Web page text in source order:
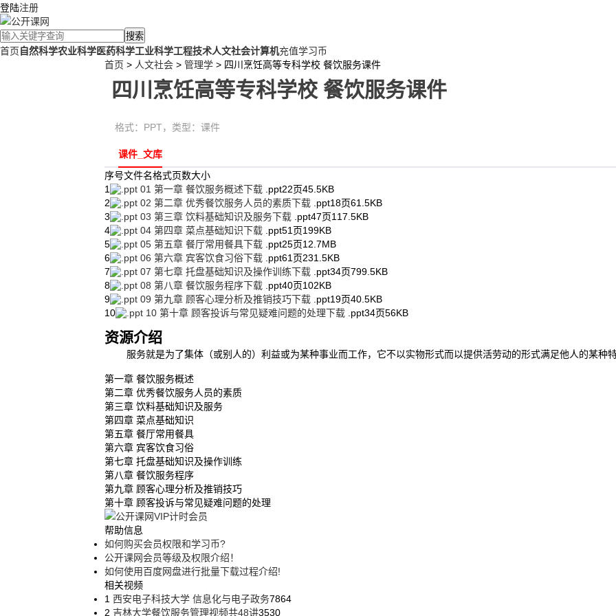
登陆注册
搜索
首页自然科学农业科学医药科学工业科学工程技术人文社会计算机充值学习币
首页 > 人文社会 > 管理学 > 四川烹饪高等专科学校 餐饮服务课件
四川烹饪高等专科学校 餐饮服务课件
格式： PPT，类型： 课件
课件_文库
序号文件名格式页数大小
1
01 第一章 餐饮服务概述下载 .ppt22页45.5KB
2
02 第二章 优秀餐饮服务人员的素质下载 .ppt18页61.5KB
3
03 第三章 饮料基础知识及服务下载 .ppt47页117.5KB
4
04 第四章 菜点基础知识下载 .ppt51页199KB
5
05 第五章 餐厅常用餐具下载 .ppt25页12.7MB
6
06 第六章 宾客饮食习俗下载 .ppt61页231.5KB
7
07 第七章 托盘基础知识及操作训练下载 .ppt34页799.5KB
8
08 第八章 餐饮服务程序下载 .ppt40页102KB
9
09 第九章 顾客心理分析及推销技巧下载 .ppt19页40.5KB
10
10 第十章 顾客投诉与常见疑难问题的处理下载 .ppt34页56KB
资源介绍
服务就是为了集体（或别人的）利益或为某种事业而工作，它不以实物形式而以提供活劳动的形式满足他人的某种
第一章 餐饮服务概述
第二章 优秀餐饮服务人员的素质
第三章 饮料基础知识及服务
第四章 菜点基础知识
第五章 餐厅常用餐具
第六章 宾客饮食习俗
第七章 托盘基础知识及操作训练
第八章 餐饮服务程序
第九章 顾客心理分析及推销技巧
第十章 顾客投诉与常见疑难问题的处理
帮助信息
如何购买会员权限和学习币?
公开课网会员等级及权限介绍！
如何使用百度网盘进行批量下载过程介绍!
相关视频
1 西安电子科技大学 信息化与电子政务7864
2 吉林大学餐饮服务管理视频共48讲3530